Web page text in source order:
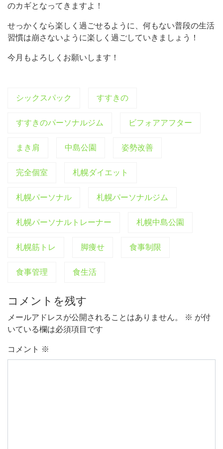
のカギとなってきますよ！
せっかくなら楽しく過ごせるように、何もない普段の生活
習慣は崩さないように楽しく過ごしていきましょう！
今月もよろしくお願いします！
シックスパック すすきの
すすきのパーソナルジム ビフォアアフター
まき肩 中島公園 姿勢改善
完全個室 札幌ダイエット
札幌パーソナル 札幌パーソナルジム
札幌パーソナルトレーナー 札幌中島公園
札幌筋トレ 脚痩せ 食事制限
食事管理 食生活
コメントを残す
メールアドレスが公開されることはありません。 ※ が付
いている欄は必須項目です
コメント ※